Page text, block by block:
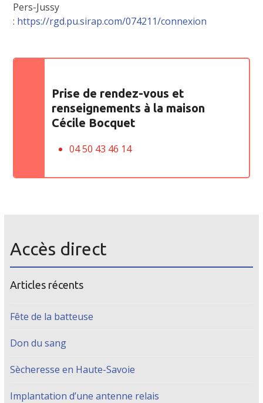
Pers-Jussy
: https://rgd.pu.sirap.com/074211/connexion
Prise de rendez-vous et
renseignements à la maison
Cécile Bocquet
04 50 43 46 14
Accès direct
Articles récents
Fête de la batteuse
Don du sang
Sècheresse en Haute-Savoie
Implantation d’une antenne relais